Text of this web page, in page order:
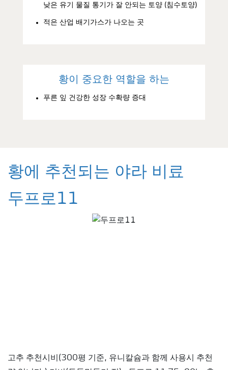
낮은 유기 물질 통기가 잘 안되는 토양 (침수토양)
적은 산업 배기가스가 나오는 곳
황이 중요한 역할을 하는
푸른 잎 건강한 성장 수확량 증대
황에 추천되는 야라 비료
두프로11
고추 추천시비(300평 기준, 유니칼슘과 함께 사용시 추천